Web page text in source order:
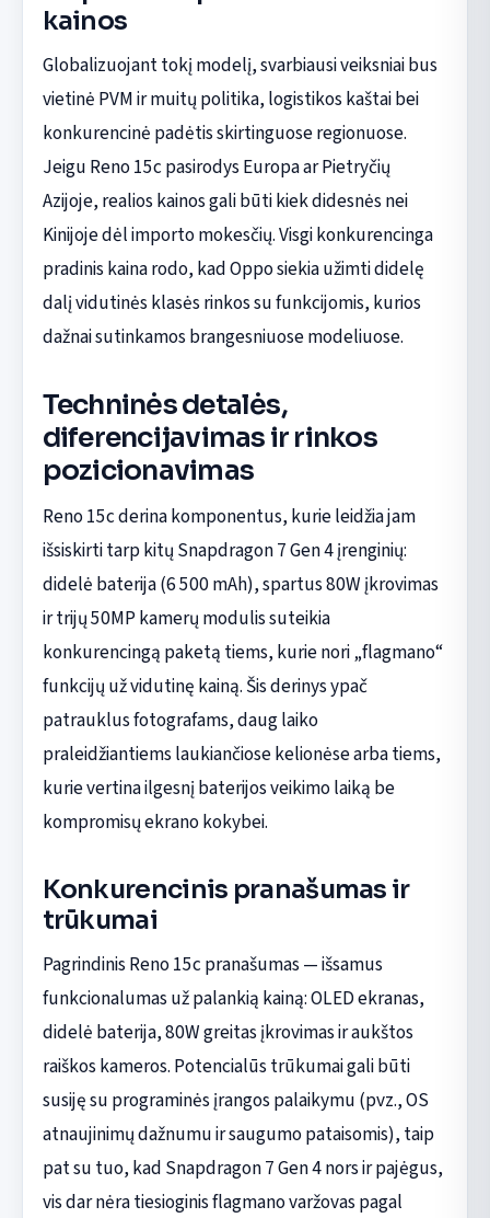
kainos
Globalizuojant tokį modelį, svarbiausi veiksniai bus
vietinė PVM ir muitų politika, logistikos kaštai bei
konkurencinė padėtis skirtinguose regionuose.
Jeigu Reno 15c pasirodys Europa ar Pietryčių
Azijoje, realios kainos gali būti kiek didesnės nei
Kinijoje dėl importo mokesčių. Visgi konkurencinga
pradinis kaina rodo, kad Oppo siekia užimti didelę
dalį vidutinės klasės rinkos su funkcijomis, kurios
dažnai sutinkamos brangesniuose modeliuose.
Techninės detalės,
diferencijavimas ir rinkos
pozicionavimas
Reno 15c derina komponentus, kurie leidžia jam
išsiskirti tarp kitų Snapdragon 7 Gen 4 įrenginių:
didelė baterija (6 500 mAh), spartus 80W įkrovimas
ir trijų 50MP kamerų modulis suteikia
konkurencingą paketą tiems, kurie nori „flagmano“
funkcijų už vidutinę kainą. Šis derinys ypač
patrauklus fotografams, daug laiko
praleidžiantiems laukiančiose kelionėse arba tiems,
kurie vertina ilgesnį baterijos veikimo laiką be
kompromisų ekrano kokybei.
Konkurencinis pranašumas ir
trūkumai
Pagrindinis Reno 15c pranašumas — išsamus
funkcionalumas už palankią kainą: OLED ekranas,
didelė baterija, 80W greitas įkrovimas ir aukštos
raiškos kameros. Potencialūs trūkumai gali būti
susiję su programinės įrangos palaikymu (pvz., OS
atnaujinimų dažnumu ir saugumo pataisomis), taip
pat su tuo, kad Snapdragon 7 Gen 4 nors ir pajėgus,
vis dar nėra tiesioginis flagmano varžovas pagal